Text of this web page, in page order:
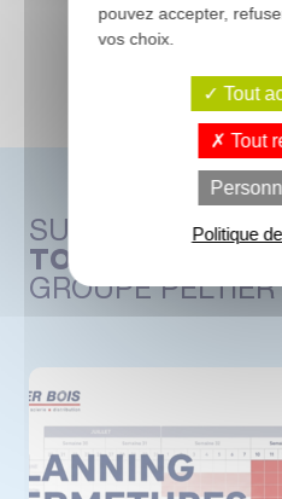
SUIVEZ
NOS
TOUTE
GROUPE
pouvez accepter,
vos choix.
Tout
Tout
Politique